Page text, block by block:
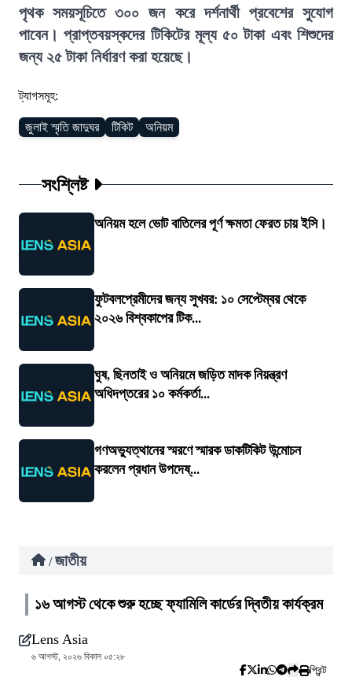
পৃথক সময়সূচিতে ৩০০ জন করে দর্শনার্থী প্রবেশের সুযোগ
পাবেন। প্রাপ্তবয়স্কদের টিকিটের মূল্য ৫০ টাকা এবং শিশুদের
জন্য ২৫ টাকা নির্ধারণ করা হয়েছে।
ট্যাগসমূহ:
জুলাই স্মৃতি জাদুঘর টিকিট অনিয়ম
সংশ্লিষ্ট
অনিয়ম হলে ভোট বাতিলের পূর্ণ ক্ষমতা ফেরত চায় ইসি।
ফুটবলপ্রেমীদের জন্য সুখবর: ১০ সেপ্টেম্বর থেকে
২০২৬ বিশ্বকাপের টিক...
ঘুষ, ছিনতাই ও অনিয়মে জড়িত মাদক নিয়ন্ত্রণ
অধিদপ্তরের ১০ কর্মকর্তা...
গণঅভ্যুত্থানের স্মরণে স্মারক ডাকটিকিট উন্মোচন
করলেন প্রধান উপদেষ্...
/ জাতীয়
১৬ আগস্ট থেকে শুরু হচ্ছে ফ্যামিলি কার্ডের দ্বিতীয় কার্যক্রম
Lens Asia
৬ আগস্ট, ২০২৬ বিকাল ০৫:২৮
প্রিন্ট